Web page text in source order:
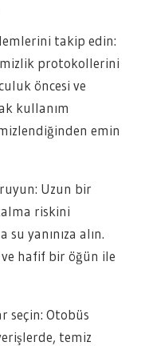
takip edin:
protokollerini
öncesi ve
kullanım
emin
Uzun bir
riskini
yanınıza alın.
ve hafif bir öğün ile
seçin: Otobüs
temiz